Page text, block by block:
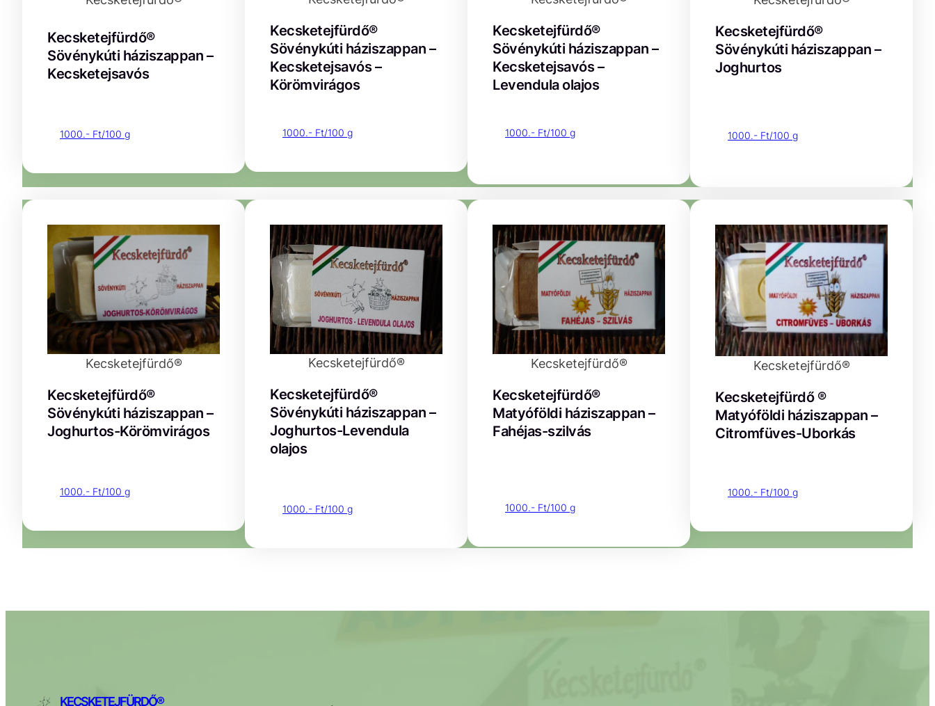
Kecsketejfürdő®
Sövénykúti háziszappan –
Kecsketejsavós
1000.- Ft/100 g
Kecsketejfürdő®
Sövénykúti háziszappan –
Kecsketejsavós –
Körömvirágos
1000.- Ft/100 g
Kecsketejfürdő®
Sövénykúti háziszappan –
Kecsketejsavós –
Levendula olajos
1000.- Ft/100 g
Kecsketejfürdő®
Sövénykúti háziszappan –
Joghurtos
1000.- Ft/100 g
Kecsketejfürdő®
Kecsketejfürdő®
Sövénykúti háziszappan –
Joghurtos-Körömvirágos
1000.- Ft/100 g
Kecsketejfürdő®
Kecsketejfürdő®
Sövénykúti háziszappan –
Joghurtos-Levendula
olajos
1000.- Ft/100 g
Kecsketejfürdő®
Kecsketejfürdő®
Matyóföldi háziszappan –
Fahéjas-szilvás
1000.- Ft/100 g
Kecsketejfürdő®
Kecsketejfürdő ®
Matyóföldi háziszappan –
Citromfüves-Uborkás
1000.- Ft/100 g
KECSKETEJFÜRDŐ®